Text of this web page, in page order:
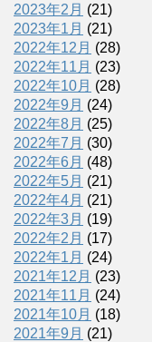
2023年2月 (21)
2023年1月 (21)
2022年12月 (28)
2022年11月 (23)
2022年10月 (28)
2022年9月 (24)
2022年8月 (25)
2022年7月 (30)
2022年6月 (48)
2022年5月 (21)
2022年4月 (21)
2022年3月 (19)
2022年2月 (17)
2022年1月 (24)
2021年12月 (23)
2021年11月 (24)
2021年10月 (18)
2021年9月 (21)